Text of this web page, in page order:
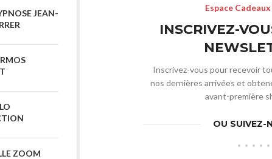
JEAN-
ZOOM
Espace
INSCRIVEZ-
Inscrivez-vous pour recevoir
nos dernières arrivées et
avant-première
OU SUIVEZ-